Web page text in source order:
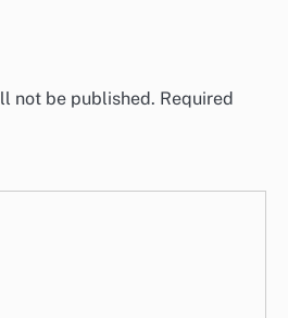
not be published. Required